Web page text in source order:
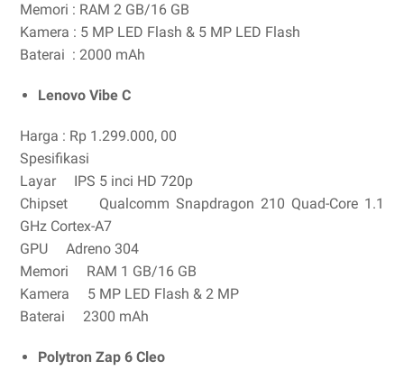
Memori : RAM 2 GB/16 GB
Kamera : 5 MP LED Flash & 5 MP LED Flash
Baterai : 2000 mAh
Lenovo Vibe C
Harga : Rp 1.299.000, 00
Spesifikasi
Layar IPS 5 inci HD 720p
Chipset Qualcomm Snapdragon 210 Quad-Core 1.1
GHz Cortex-A7
GPU Adreno 304
Memori RAM 1 GB/16 GB
Kamera 5 MP LED Flash & 2 MP
Baterai 2300 mAh
Polytron Zap 6 Cleo